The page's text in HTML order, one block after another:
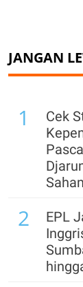
JANGAN
1
Cek
2
EPL